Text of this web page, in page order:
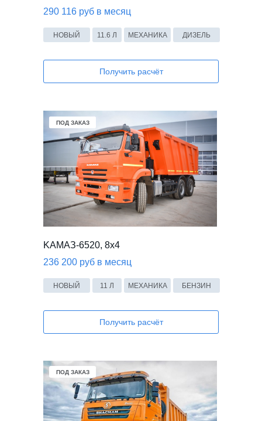
290 116 руб в месяц
11.6 Л МЕХАНИКА ДИЗЕЛЬ
НОВЫЙ
KАМАЗ-6520, 8x4
236 200 руб в месяц
11 Л МЕХАНИКА БЕНЗИН
НОВЫЙ
Получить расчёт
Получить расчёт
В НАЛИЧИИ
ПОД ЗАКАЗ
ПОД ЗАКАЗ